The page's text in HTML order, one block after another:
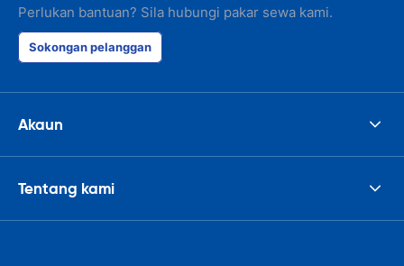
Perlukan bantuan? Sila hubungi pakar sewa kami.
Sokongan pelanggan
Akaun
Tentang kami